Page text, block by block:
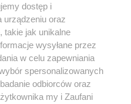
Instagram Youtube
dostęp i
urządzeniu oraz
takie jak unikalne
wysyłane przez
w celu zapewniania
spersonalizowanych
odbiorców oraz
my i Zaufani